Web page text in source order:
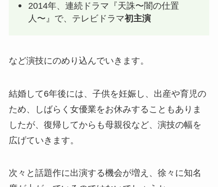
2014年、連続ドラマ『天誅〜闇の仕置
人〜』で、テレビドラマ初主演
など演技にのめり込んでいきます。
結婚して6年後には、子供を妊娠し、出産や育児の
ため、しばらく女優業をお休みすることもありま
したが、復帰してからも母親役など、演技の幅を
広げていきます。
次々と話題作に出演する機会が増え、徐々に知名